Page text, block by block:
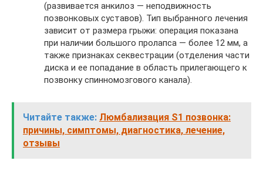
(развивается анкилоз — неподвижность
позвонковых суставов). Тип выбранного лечения
зависит от размера грыжи: операция показана
при наличии большого пролапса — более 12 мм, а
также признаках секвестрации (отделения части
диска и ее попадание в область прилегающего к
позвонку спинномозгового канала).
Читайте также: Люмбализация S1 позвонка:
причины, симптомы, диагностика, лечение,
отзывы